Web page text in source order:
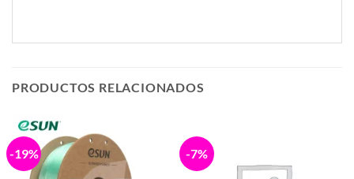
PRODUCTOS RELACIONADOS
-19% -7%